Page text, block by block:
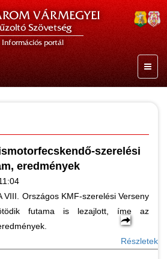
VÁRMEGYEI
Szövetség
Információs portál
szerelési
eredmények
VIII. Országos KMF-szerelési Verseny
futama is lezajlott, íme az
Részletek